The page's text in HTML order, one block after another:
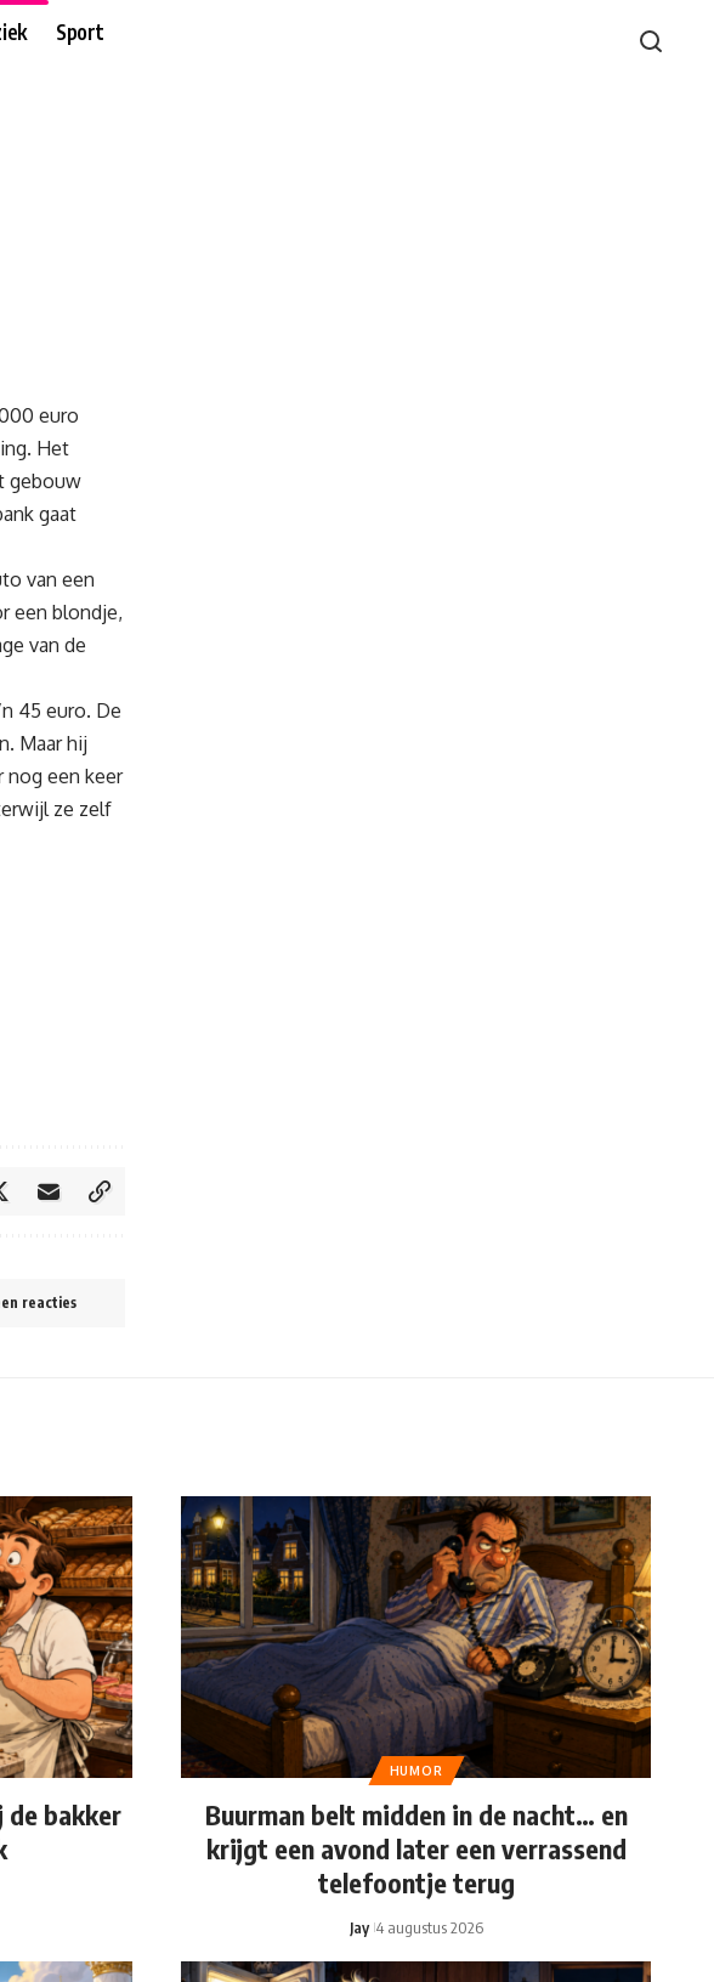
Sport
euro
Het
gebouw
gaat
van een
een blondje,
van de
45 euro. De
Maar hij
nog een keer
ze zelf
reacties
bakker
HUMOR
Buurman belt midden in de nacht… en
krijgt een avond later een verrassend
telefoontje terug
Jay 4 augustus 2026